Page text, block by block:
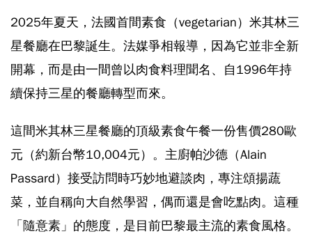
2025年夏天，法國首間素食（vegetarian）米其林三
星餐廳在巴黎誕生。法媒爭相報導，因為它並非全新
開幕，而是由一間曾以肉食料理聞名、自1996年持
續保持三星的餐廳轉型而來。
這間米其林三星餐廳的頂級素食午餐一份售價280歐
元（約新台幣10,004元）。主廚帕沙德（Alain
Passard）接受訪問時巧妙地避談肉，專注頌揚蔬
菜，並自稱向大自然學習，偶而還是會吃點肉。這種
「隨意素」的態度，是目前巴黎最主流的素食風格。